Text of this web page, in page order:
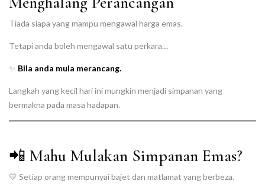
Tiada siapa yang mampu mengawal harga emas.
Tetapi anda boleh mengawal satu perkara…
✨ Bila anda mula merancang.
Langkah yang kecil hari ini mungkin menjadi simpanan yang
bermakna pada masa hadapan.
📲 Mahu Mulakan Simpanan Emas?
💛 Setiap orang mempunyai bajet dan matlamat yang berbeza.